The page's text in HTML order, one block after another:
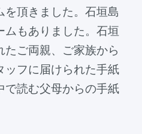
を頂きました。石垣島
ムもありました。石垣
ご両親、ご家族から
届けられた手紙
で読む父母からの手紙